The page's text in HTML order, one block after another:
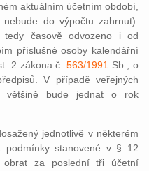
aktuálním účetním období,
do výpočtu zahrnut).
časově odvozeno i od
příslušné osoby kalendářní
2 zákona č.563/1991 Sb., o
V případě veřejných
většině bude jednat o rok
jednotlivě v některém
podmínky stanovené v § 12
obrat za poslední tři účetní